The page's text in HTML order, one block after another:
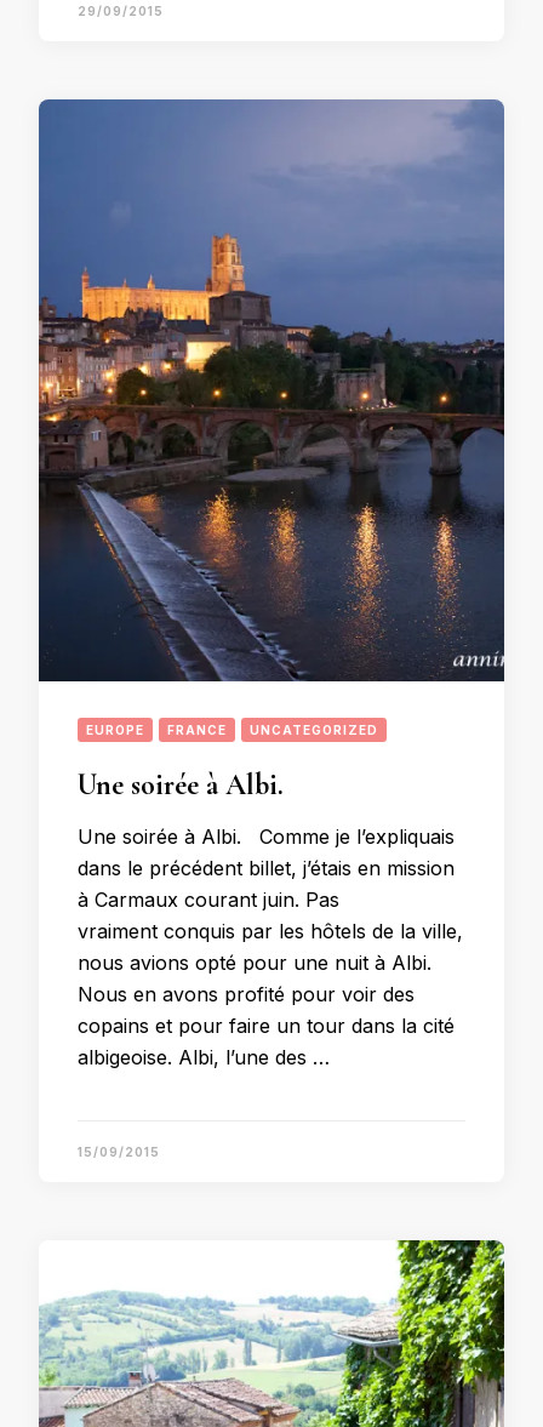
29/09/2015
EUROPE FRANCE UNCATEGORIZED
Une soirée à Albi.
Une soirée à Albi. Comme je l’expliquais
dans le précédent billet, j’étais en mission
à Carmaux courant juin. Pas
vraiment conquis par les hôtels de la ville,
nous avions opté pour une nuit à Albi.
Nous en avons profité pour voir des
copains et pour faire un tour dans la cité
albigeoise. Albi, l’une des …
15/09/2015